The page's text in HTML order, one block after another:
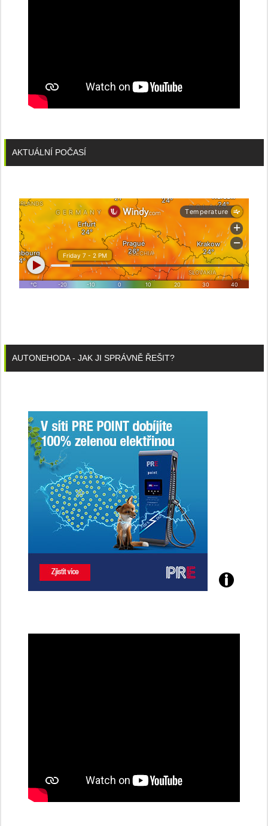
AKTUÁLNÍ POČASÍ
AUTONEHODA - JAK JI SPRÁVNĚ ŘEŠIT?
Poznejte